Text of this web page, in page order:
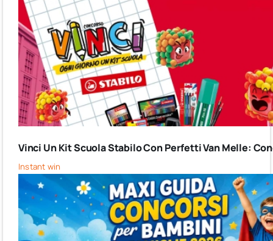
Vinci Un Kit Scuola Stabilo Con Perfetti Van Melle:
Instant win